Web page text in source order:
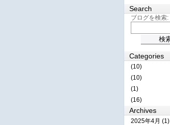
Search
ブログを検索:
Categories
(10)
(10)
(1)
(16)
Archives
2025年4月 (1)